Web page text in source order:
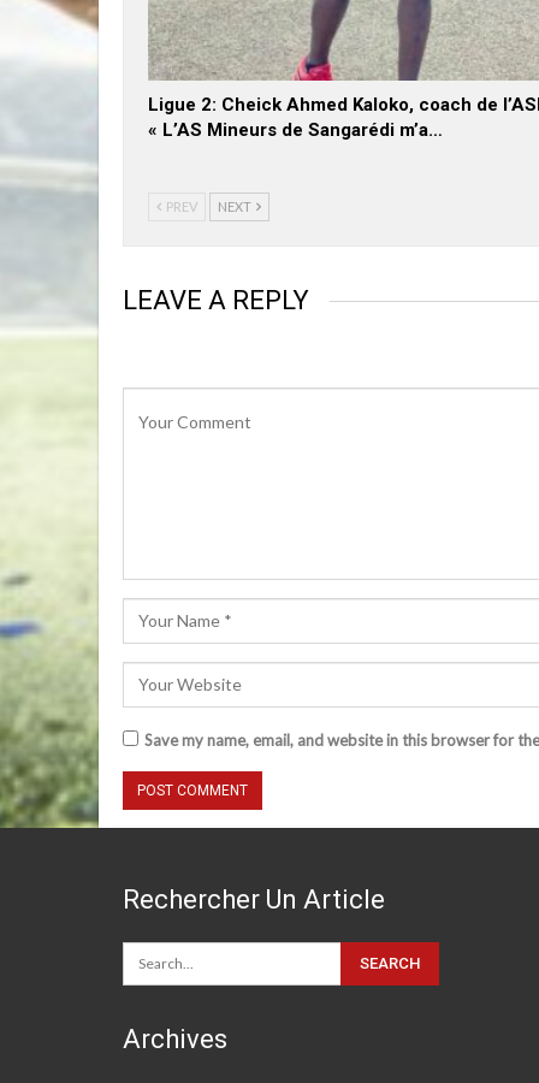
Ligue 2: Cheick Ahmed Kaloko, coach de
« L’AS Mineurs de Sangarédi m’a…
PREV NEXT
LEAVE A REPLY
Save my name, email, and website in this browser for
Rechercher Un Article
Archives